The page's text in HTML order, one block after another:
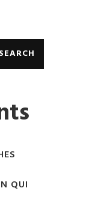
SEARCH
QUI